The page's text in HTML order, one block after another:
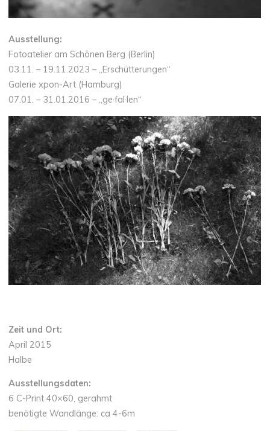
Ausstellung:
Fotoatelier am Schönen Berg (Berlin)
03.11. – 19.11.2023 – „Erschütterungen“
Galerie xpon-Art (Hamburg)
07.01. – 31.01.2016 – „ge·fal·len“
Zeit und Ort:
April 2015
Halbe
Ausstellungsdaten:
6 C-Print 40×60, gerahmt
benötigte Wandlänge: ca 4-6m